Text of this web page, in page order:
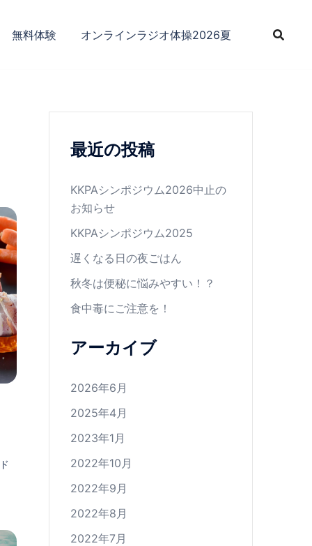
無料体験 オンラインラジオ体操2026夏
最近の投稿
KKPAシンポジウム2026中止の
お知らせ
KKPAシンポジウム2025
遅くなる日の夜ごはん
秋冬は便秘に悩みやすい！？
食中毒にご注意を！
アーカイブ
2026年6月
2025年4月
2023年1月
2022年10月
2022年9月
2022年8月
2022年7月